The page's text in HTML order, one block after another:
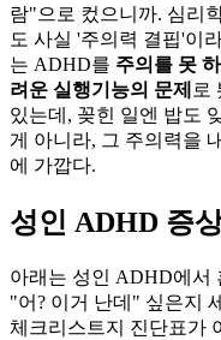
람"으로 컸으니까. 심리
도 사실 '주의력 결핍'이
는 ADHD를 주의를 못
려운 실행기능의 문제 로
있는데, 꽂힌 일엔 밥도
게 아니라, 그 주의력을
에 가깝다.
성인 ADHD 증
아래는 성인 ADHD에서
"어? 이거 난데" 싶은지
체크리스트지 진단표가